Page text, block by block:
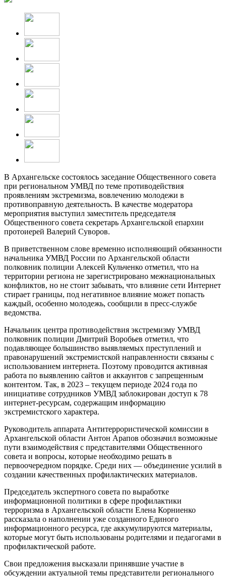
В Архангельске состоялось заседание Общественного совета
при региональном УМВД по теме противодействия
проявлениям экстремизма, вовлечению молодежи в
противоправную деятельность. В качестве модератора
мероприятия выступил заместитель председателя
Общественного совета секретарь Архангельской епархии
протоиерей Валерий Суворов.
В приветственном слове временно исполняющий обязанности
начальника УМВД России по Архангельской области
полковник полиции Алексей Кульченко отметил, что на
территории региона не зарегистрировано межнациональных
конфликтов, но не стоит забывать, что влияние сети Интернет
стирает границы, под негативное влияние может попасть
каждый, особенно молодежь, сообщили в пресс-службе
ведомства.
Начальник центра противодействия экстремизму УМВД
полковник полиции Дмитрий Воробьев отметил, что
подавляющее большинство выявляемых преступлений и
правонарушений экстремистской направленности связаны с
использованием интернета. Поэтому проводится активная
работа по выявлению сайтов и аккаунтов с запрещенным
контентом. Так, в 2023 – текущем периоде 2024 года по
инициативе сотрудников УМВД заблокирован доступ к 78
интернет-ресурсам, содержащим информацию
экстремистского характера.
Руководитель аппарата Антитеррористической комиссии в
Архангельской области Антон Арапов обозначил возможные
пути взаимодействия с представителями Общественного
совета и вопросы, которые необходимо решать в
первоочередном порядке. Среди них — объединение усилий в
создании качественных профилактических материалов.
Председатель экспертного совета по выработке
информационной политики в сфере профилактики
терроризма в Архангельской области Елена Корниенко
рассказала о наполнении уже созданного Единого
информационного ресурса, где аккумулируются материалы,
которые могут быть использованы родителями и педагогами в
профилактической работе.
Свои предложения высказали принявшие участие в
обсуждении актуальной темы представители регионального